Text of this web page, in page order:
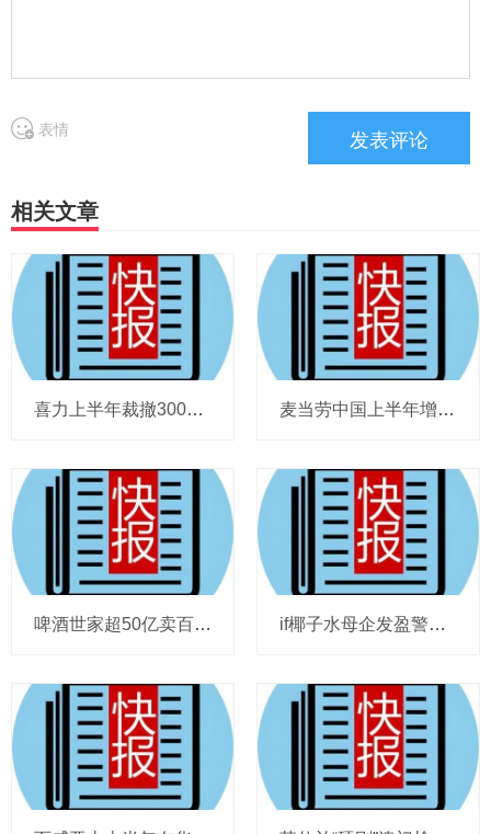
表情
相关文章
喜力上半年裁撤3000岗位，太古可口可乐总裁说饮料品类增长态势良好，华润饮料下半年要打三场关键战役，帝亚吉欧新帅努力应对白酒市场影响 麦当劳中国上半年增至8114家，达能CEO称现阶段更具进攻性，“小酒馆”海伦司盈警，现代牧业完成收购中国圣牧股权，茶颜悦色合肥首店开业
啤酒世家超50亿卖百威集团股份，宗庆后之子任新公司董事长，FIVE GUYS明年重点加密北京，三只松鼠华南总部入驻佛山，达能完成阿根廷合资 if椰子水母企发盈警，星巴克回应“伙伴券取消”传闻，沃尔玛社区店将开进广州，袁记食品更新招股书，投资超5亿的安徽东鹏饮料项目投产